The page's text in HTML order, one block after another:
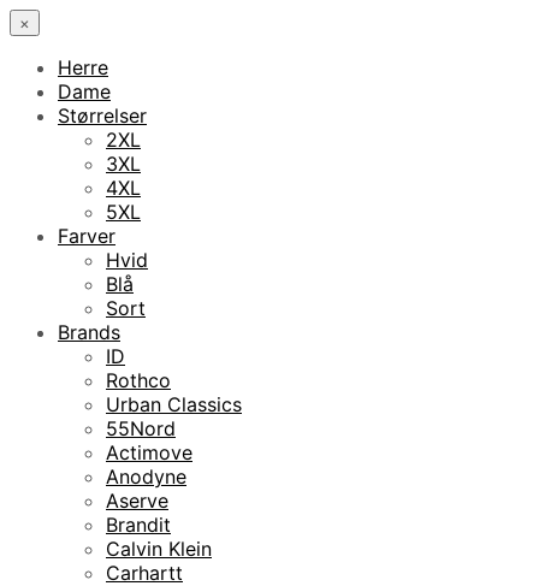
×
Herre
Dame
Størrelser
2XL
3XL
4XL
5XL
Farver
Hvid
Blå
Sort
Brands
ID
Rothco
Urban Classics
55Nord
Actimove
Anodyne
Aserve
Brandit
Calvin Klein
Carhartt